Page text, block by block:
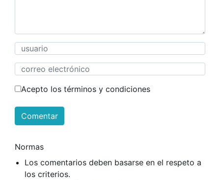
Acepto los términos y condiciones
Comentar
Normas
Los comentarios deben basarse en el respeto a
los criterios.